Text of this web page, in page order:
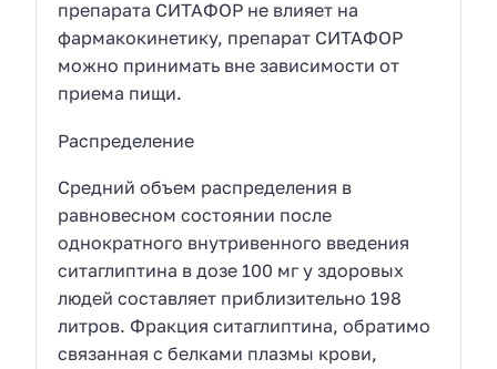
препарата СИТАФОР не влияет на
фармакокинетику, препарат СИТАФОР
можно принимать вне зависимости от
приема пищи.
Распределение
Средний объем распределения в
равновесном состоянии после
однократного внутривенного введения
ситаглиптина в дозе 100 мг у здоровых
людей составляет приблизительно 198
литров. Фракция ситаглиптина, обратимо
связанная с белками плазмы крови,